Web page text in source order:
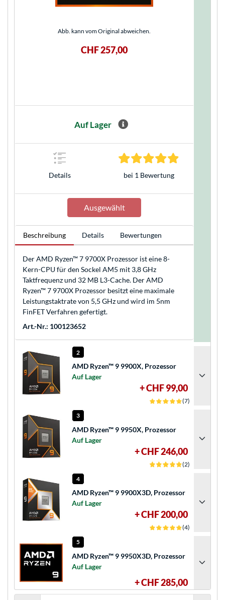
Abb. kann vom Original abweichen.
CHF 257,00
Auf Lager
Details bei 1 Bewertung
Ausgewählt
Beschreibung Details Bewertungen
Der AMD Ryzen™ 7 9700X Prozessor ist eine 8-
Kern-CPU für den Sockel AM5 mit 3,8 GHz
Taktfrequenz und 32 MB L3-Cache. Der AMD
Ryzen™ 7 9700X Prozessor besitzt eine maximale
Leistungstaktrate von 5,5 GHz und wird im 5nm
FinFET Verfahren gefertigt.
Art.-Nr.: 100123652
2
AMD Ryzen™ 9 9900X, Prozessor
Auf Lager
+ CHF 99,00
(7)
3
AMD Ryzen™ 9 9950X, Prozessor
Auf Lager
+ CHF 246,00
(2)
4
AMD Ryzen™ 9 9900X3D, Prozessor
Auf Lager
+ CHF 200,00
(4)
5
AMD Ryzen™ 9 9950X3D, Prozessor
Auf Lager
+ CHF 285,00